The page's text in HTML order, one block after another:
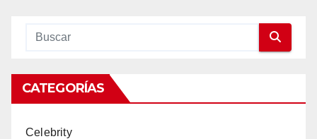
CATEGORÍAS
Celebrity